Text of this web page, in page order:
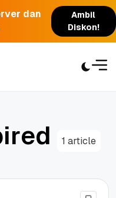
dan
Ambil
Diskon!
ired 1 article